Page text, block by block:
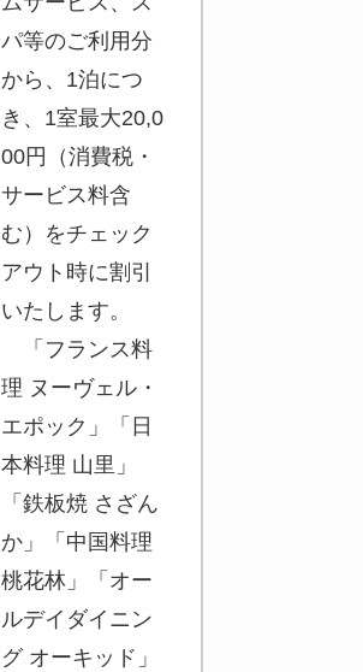
パ等のご利用分
から、1泊につ
き、1室最大20,0
00円（消費税・
サービス料含
む）をチェック
アウト時に割引
いたします。
「フランス料
理 ヌーヴェル・
エポック」「日
本料理 山里」
「鉄板焼 さざん
か」「中国料理
桃花林」「オー
ルデイダイニン
グ オーキッド」